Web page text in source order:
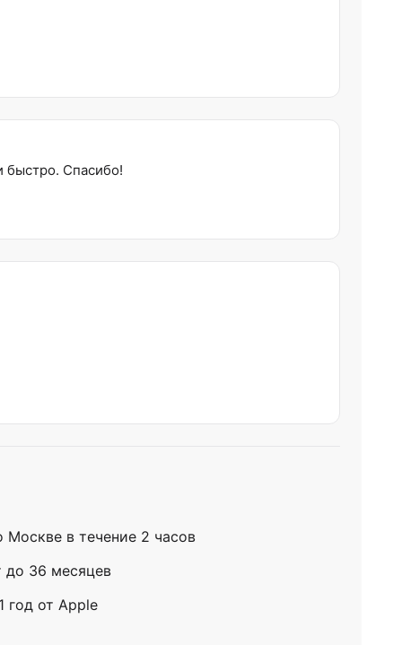
быстро. Спасибо!
Москве в течение 2 часов
до 36 месяцев
год от Apple